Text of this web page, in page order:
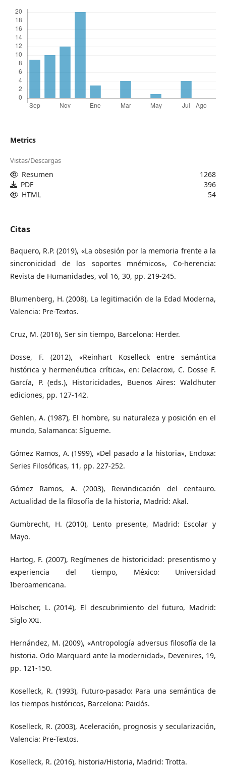
Metrics
Vistas/Descargas
Resumen
1268
PDF
396
HTML
54
Citas
Baquero, R.P. (2019), «La obsesión por la memoria frente a la
sincronicidad de los soportes mnémicos», Co-herencia:
Revista de Humanidades, vol 16, 30, pp. 219-245.
Blumenberg, H. (2008), La legitimación de la Edad Moderna,
Valencia: Pre-Textos.
Cruz, M. (2016), Ser sin tiempo, Barcelona: Herder.
Dosse, F. (2012), «Reinhart Koselleck entre semántica
histórica y hermenéutica crítica», en: Delacroxi, C. Dosse F.
García, P. (eds.), Historicidades, Buenos Aires: Waldhuter
ediciones, pp. 127-142.
Gehlen, A. (1987), El hombre, su naturaleza y posición en el
mundo, Salamanca: Sígueme.
Gómez Ramos, A. (1999), «Del pasado a la historia», Endoxa:
Series Filosóficas, 11, pp. 227-252.
Gómez Ramos, A. (2003), Reivindicación del centauro.
Actualidad de la filosofía de la historia, Madrid: Akal.
Gumbrecht, H. (2010), Lento presente, Madrid: Escolar y
Mayo.
Hartog, F. (2007), Regímenes de historicidad: presentismo y
experiencia del tiempo, México: Universidad
Iberoamericana.
Hölscher, L. (2014), El descubrimiento del futuro, Madrid:
Siglo XXI.
Hernández, M. (2009), «Antropología adversus filosofía de la
historia. Odo Marquard ante la modernidad», Devenires, 19,
pp. 121-150.
Koselleck, R. (1993), Futuro-pasado: Para una semántica de
los tiempos históricos, Barcelona: Paidós.
Koselleck, R. (2003), Aceleración, prognosis y secularización,
Valencia: Pre-Textos.
Koselleck, R. (2016), historia/Historia, Madrid: Trotta.